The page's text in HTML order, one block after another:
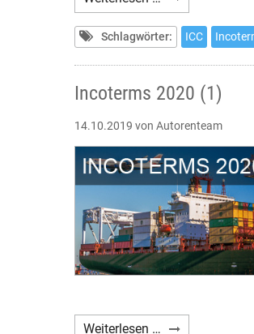
2020
(2)
Schlagwörter: ICC
Incoterms 2020 (1)
14.10.2019 von Autorenteam
Weiterlesen … Incoterms